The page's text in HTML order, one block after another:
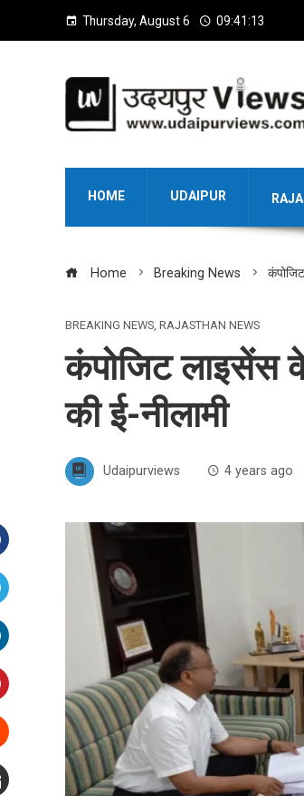
Thursday, August 6 09:41:14
HOME UDAIPUR
Home Breaking News
BREAKING NEWS, RAJASTHAN NEWS
कंपोजिट लाइसेंस
की ई-नीलामी
Udaipurviews 4 years ago